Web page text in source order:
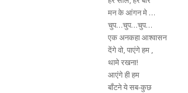
मन के आंगन मे …
चुप…चुप…चुप…
एक अनकहा आश्वासन
देंगे वो, पाएंगे हम ,
थामे रखना!
आएंगे ही हम
बाँटने ये सब-कुछ